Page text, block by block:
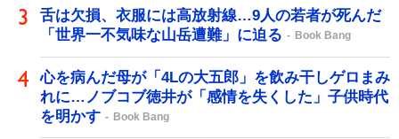
舌は欠損、衣服には高放射線…9人の若者が死んだ
「世界一不気味な山岳遭難」に迫る
Book Bang
心を病んだ母が「4Lの大五郎」を飲み干しゲロまみ
れに…ノブコブ徳井が「感情を失くした」子供時代
を明かす
Book Bang